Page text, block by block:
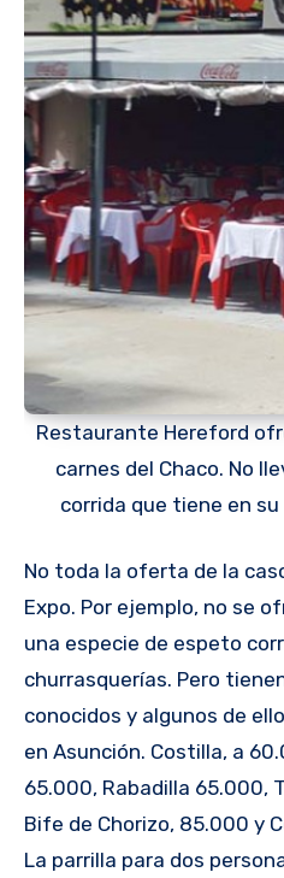
Restaurante Hereford
carnes del Chaco. No
corrida que tiene en
No toda la oferta de la
Expo. Por ejemplo, no se
una especie de espeto
churrasquerías. Pero
conocidos y algunos de
en Asunción. Costilla, a
65.000, Rabadilla 65.000,
Bife de Chorizo, 85.000 y
La parrilla para dos